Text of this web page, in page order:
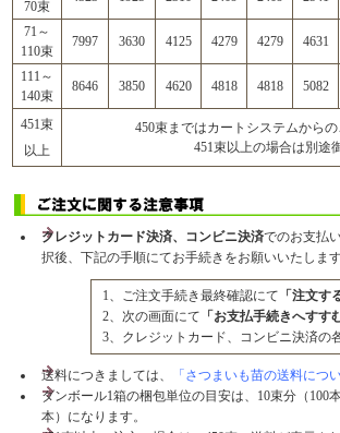
70束
71～
110束
7997 3630 4125 4279 4279 4631
111～
140束
8646 3850 4620 4818 4818 5082
451束
以上
450束まではカートシステムから
451束以上の場合は別途
クレジットカード決済、コンビニ決済でのお支払
択後、下記の手順にてお手続きをお願いいたします
1、ご注文手続き最終確認にて 「注文す
2、次の画面にて 「お支払手続きへすす
3、クレジットカード、コンビニ決済の
送料につきましては、 「さつまいも苗の送料につい
ダンボール1箱の梱包単位の目安は、10束分（100
本）になります。